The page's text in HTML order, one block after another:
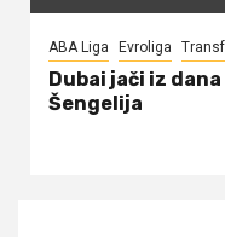
ABA Liga Evroliga
Dubai jači iz
Šengelija